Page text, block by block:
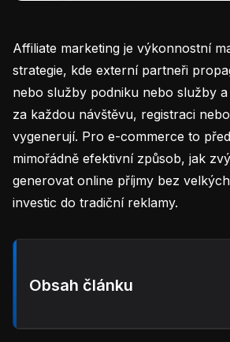
Affiliate marketing je výkonnostní
strategie, kde externí partneři
nebo služby podniku nebo služby
za každou návštěvu, registraci
vygenerují. Pro e-commerce to
mimořádně efektivní způsob, jak
generovat online příjmy bez
investic do tradiční reklamy.
Obsah článku